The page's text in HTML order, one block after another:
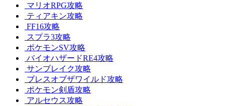
マリオRPG攻略
ティアキン攻略
FF16攻略
スプラ3攻略
ポケモンSV攻略
バイオハザードRE4攻略
サンブレイク攻略
ブレスオブザワイルド攻略
ポケモン剣盾攻略
アルセウス攻略